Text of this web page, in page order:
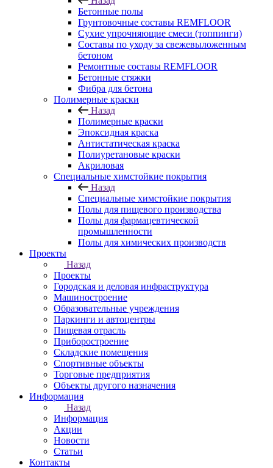
Бетонные полы
Грунтовочные составы REMFLOOR
Сухие упрочняющие смеси (топпинги)
Составы по уходу за свежевыложенным
бетоном
Ремонтные составы REMFLOOR
Бетонные стяжки
Фибра для бетона
Полимерные краски
Назад
Полимерные краски
Эпоксидная краска
Антистатическая краска
Полиуретановые краски
Акриловая
Специальные химстойкие покрытия
Назад
Специальные химстойкие покрытия
Полы для пищевого производства
Полы для фармацевтической
промышленности
Полы для химических производств
Проекты
Назад
Проекты
Городская и деловая инфраструктура
Машиностроение
Образовательные учреждения
Паркинги и автоцентры
Пищевая отрасль
Приборостроение
Складские помещения
Спортивные объекты
Торговые предприятия
Объекты другого назначения
Информация
Назад
Информация
Акции
Новости
Статьи
Контакты